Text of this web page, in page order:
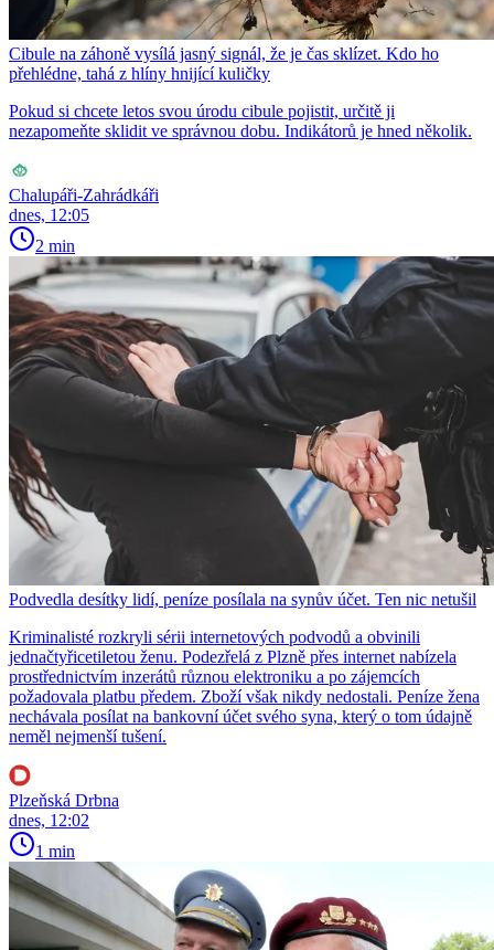
Cibule na záhoně vysílá jasný signál, že je čas sklízet. Kdo ho
přehlédne, tahá z hlíny hnijící kuličky
Pokud si chcete letos svou úrodu cibule pojistit, určitě ji
nezapomeňte sklidit ve správnou dobu. Indikátorů je hned několik.
Chalupáři-Zahrádkáři
dnes, 12:05
2 min
Podvedla desítky lidí, peníze posílala na synův účet. Ten nic netušil
Kriminalisté rozkryli sérii internetových podvodů a obvinili
jednačtyřicetiletou ženu. Podezřelá z Plzně přes internet nabízela
prostřednictvím inzerátů různou elektroniku a po zájemcích
požadovala platbu předem. Zboží však nikdy nedostali. Peníze žena
nechávala posílat na bankovní účet svého syna, který o tom údajně
neměl nejmenší tušení.
Plzeňská Drbna
dnes, 12:02
1 min